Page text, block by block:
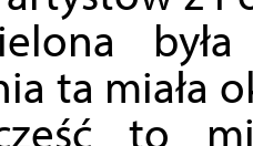
ta miała
to